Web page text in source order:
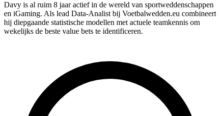
Davy is al ruim 8 jaar actief in de wereld van sportweddenschappen
en iGaming. Als lead Data-Analist bij Voetbalwedden.eu combineert
hij diepgaande statistische modellen met actuele teamkennis om
wekelijks de beste value bets te identificeren.